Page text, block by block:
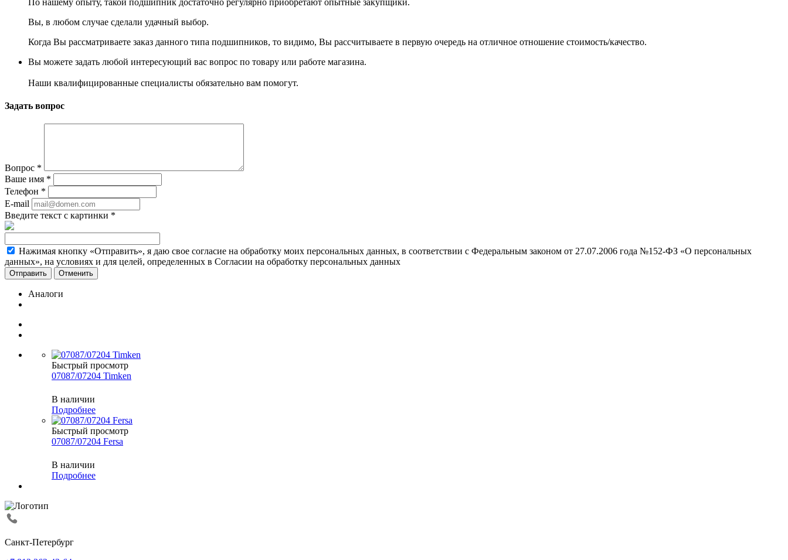
Вы, в любом случае сделали удачный выбор.
Когда Вы рассматриваете заказ данного типа подшипников, то видимо, Вы рассчитываете в первую очередь на отличное отношение стоимость/качество.
Вы можете задать любой интересующий вас вопрос по товару или работе магазина.
Наши квалифицированные специалисты обязательно вам помогут.
Задать вопрос
Вопрос *
Ваше имя *
Телефон *
E-mail
Введите текст с картинки *
Нажимая кнопку «Отправить», я даю свое согласие на обработку моих персональных данных, в соответствии с Федеральным законом от 27.07.2006 года №152-ФЗ «О персональных
данных», на условиях и для целей, определенных в Согласии на обработку персональных данных
Отменить
Аналоги
Быстрый просмотр
07087/07204 Timken
В наличии
Подробнее
Быстрый просмотр
07087/07204 Fersa
В наличии
Подробнее
Санкт-Петербург